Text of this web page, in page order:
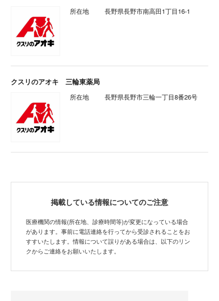
所在地 長野県長野市南高田1丁目16-1
クスリのアオキ 三輪東薬局
所在地 長野県長野市三輪一丁目8番26号
掲載している情報についてのご注意
医療機関の情報(所在地、診療時間等)が変更になっている場合
があります。事前に電話連絡を行ってから受診されることをお
すすいたします。情報について誤りがある場合は、以下のリン
クからご連絡をお願いいたします。